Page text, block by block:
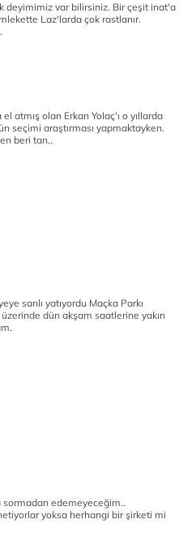
deyimimiz var bilirsiniz. Bir çeşit inat'a
Laz'larda çok rastlanır.
atmış olan Erkan Yolaç'ı o yıllarda
seçimi araştırması yapmaktayken.
beri tan..
sarılı yatıyordu Maçka Parkı
dün akşam saatlerine yakın
sormadan edemeyeceğim..
yoksa herhangi bir şirketi mi